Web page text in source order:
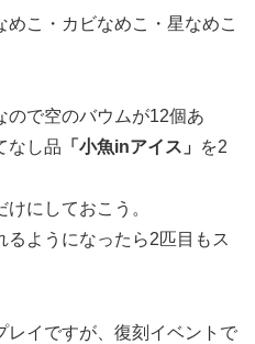
こ・カビなめこ・星なめこ
ので空のバウムが12個あ
なし品 「小魚inアイス」
を2
にしておこう。
るようになったら2匹目もス
レイですが、復刻イベントで